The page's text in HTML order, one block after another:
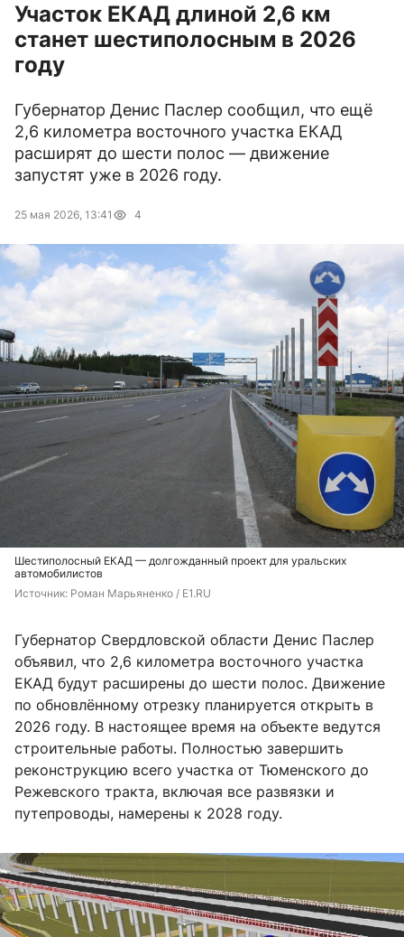
Участок ЕКАД длиной 2,6 км
станет шестиполосным в 2026
году
Губернатор Денис Паслер сообщил, что ещё
2,6 километра восточного участка ЕКАД
расширят до шести полос — движение
запустят уже в 2026 году.
25 мая 2026, 13:41 4
Шестиполосный ЕКАД — долгожданный проект для уральских
автомобилистов
Источник: Роман Марьяненко / E1.RU
Губернатор Свердловской области Денис Паслер
объявил, что 2,6 километра восточного участка
ЕКАД будут расширены до шести полос. Движение
по обновлённому отрезку планируется открыть в
2026 году. В настоящее время на объекте ведутся
строительные работы. Полностью завершить
реконструкцию всего участка от Тюменского до
Режевского тракта, включая все развязки и
путепроводы, намерены к 2028 году.